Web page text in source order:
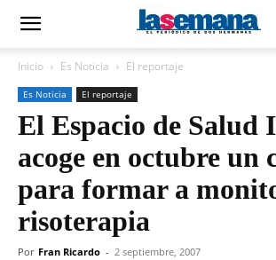
Inicio Es Noticia El reportaje
Es Noticia El reportaje
El Espacio de Salud
acoge en octubre un
para formar a
risoterapia
Por Fran Ricardo - 2 septiembre, 2007